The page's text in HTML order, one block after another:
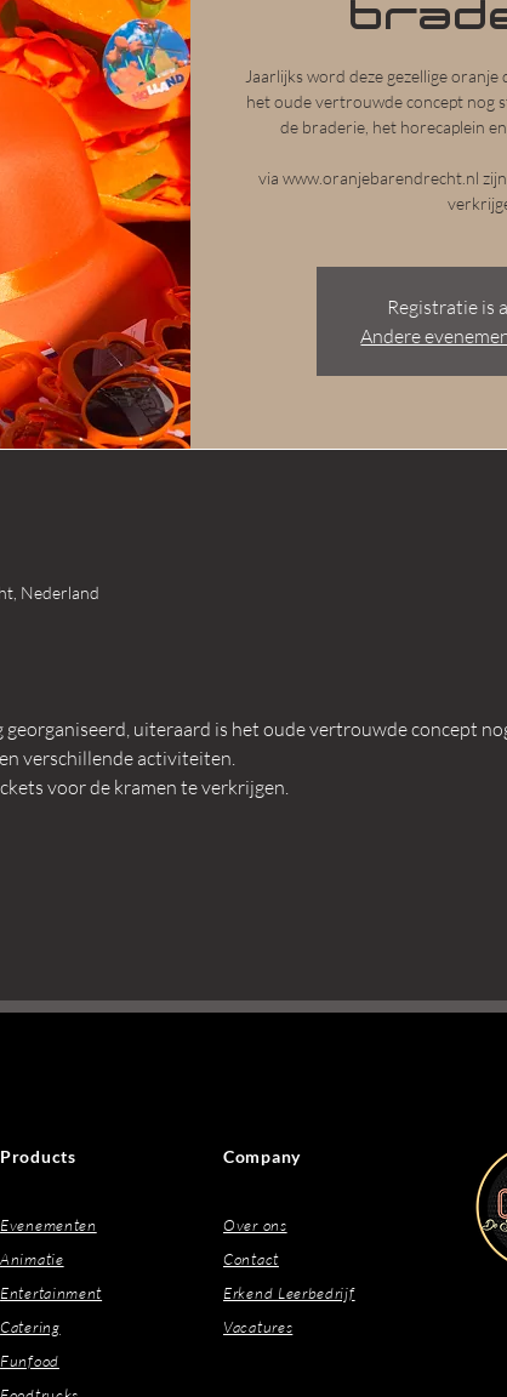
Jaarlijks word deze gezellige
het oude vertrouwde concept nog
de braderie, het horecaplein
via www.oranjebarendrecht.nl
Registratie is
Andere
Nederland
uiteraard is het oude vertrouwde concept
verschillende activiteiten.
voor de kramen te verkrijgen.
Products
Evenementen
Animatie
Entertainment
Catering
Funfood
Company
Over ons
Contact
Erkend Leerbedrijf
Vacatures